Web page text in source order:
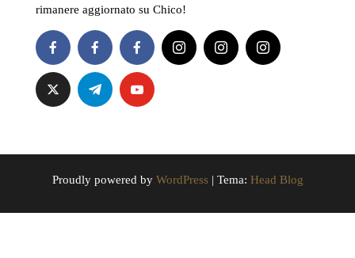
rimanere aggiornato su Chico!
Proudly powered by WordPress | Tema: Head Blog